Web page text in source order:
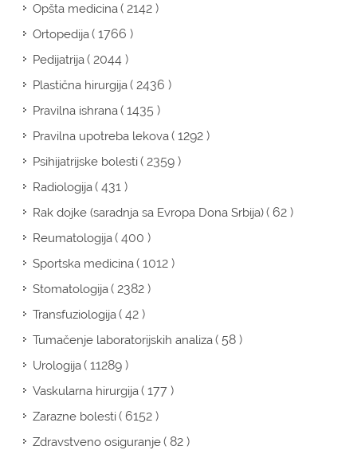
Opšta medicina( 2142 )
Ortopedija( 1766 )
Pedijatrija( 2044 )
Plastična hirurgija( 2436 )
Pravilna ishrana( 1435 )
Pravilna upotreba lekova( 1292 )
Psihijatrijske bolesti( 2359 )
Radiologija( 431 )
Rak dojke (saradnja sa Evropa Dona Srbija)( 62 )
Reumatologija( 400 )
Sportska medicina( 1012 )
Stomatologija( 2382 )
Transfuziologija( 42 )
Tumačenje laboratorijskih analiza( 58 )
Urologija( 11289 )
Vaskularna hirurgija( 177 )
Zarazne bolesti( 6152 )
Zdravstveno osiguranje( 82 )